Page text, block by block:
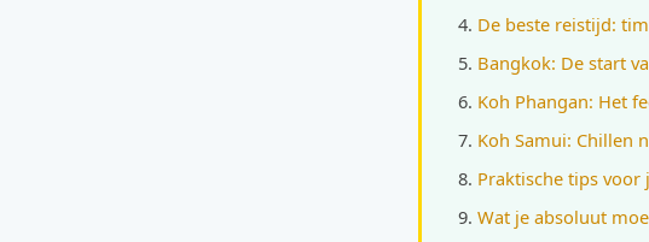
De beste reistijd:
Bangkok: De start
Koh Phangan: Het
Koh Samui: Chillen
Praktische tips voor
Wat je absoluut